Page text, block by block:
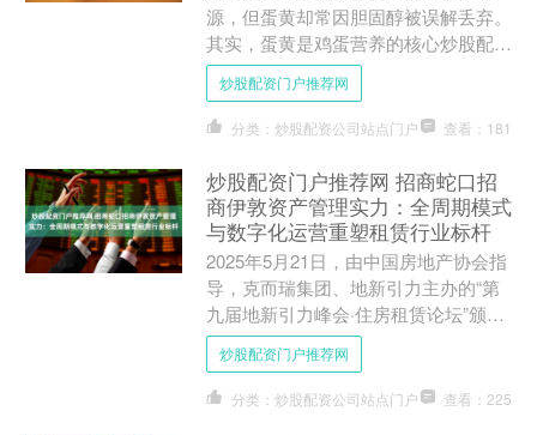
源，但蛋黄却常因胆固醇被误解丢弃。
其实，蛋黄是鸡蛋营养的核心炒股配资
门户推荐网，科学食用才能解锁其健康
价值。吃蛋黄真的会升高胆固....
炒股配资门户推荐网
分类：炒股配资公司站点门户 查看：181
炒股配资门户推荐网 招商蛇口招
商伊敦资产管理实力：全周期模式
与数字化运营重塑租赁行业标杆
2025年5月21日，由中国房地产协会指
导，克而瑞集团、地新引力主办的“第
九届地新引力峰会·住房租赁论坛”颁奖
典礼在上海举办，招商蛇口旗下招商伊
敦公寓喜获“20....
炒股配资门户推荐网
分类：炒股配资公司站点门户 查看：225